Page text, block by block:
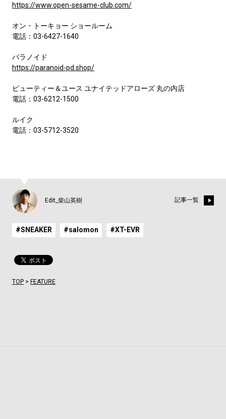
https://www.open-sesame-club.com/
オン・トーキョー ショールーム
電話：03-6427-1640
パラノイド
https://paranoid-pd.shop/
ビューティー＆ユース ユナイテッドアローズ 丸の内店
電話：03-6212-1500
ルイク
電話：03-5712-3520
Edit_柴山英樹 記事一覧
#SNEAKER #salomon #XT-EVR
TOP> FEATURE